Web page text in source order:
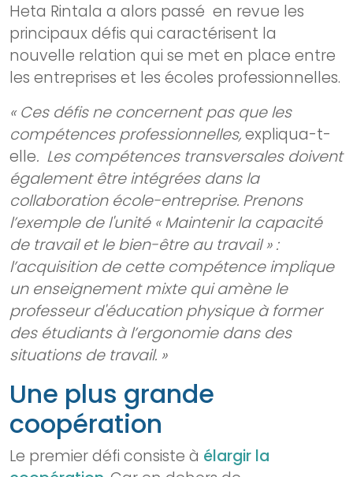
Heta Rintala a alors passé en revue les
principaux défis qui caractérisent la
nouvelle relation qui se met en place entre
les entreprises et les écoles professionnelles.
« Ces défis ne concernent pas que les
compétences professionnelles,expliqua-t-
elle. Les compétences transversales doivent
également être intégrées dans la
collaboration école-entreprise. Prenons
l’exemple de l'unité « Maintenir la capacité
de travail et le bien-être au travail » :
l’acquisition de cette compétence implique
un enseignement mixte qui amène le
professeur d'éducation physique à former
des étudiants à l’ergonomie dans des
situations de travail. »
Une plus grande
coopération
Le premier défi consiste à élargir la